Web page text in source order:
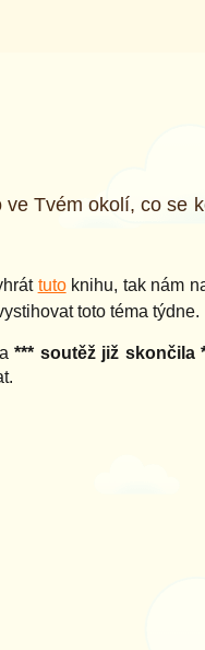
Tvém okolí, co se
tutoknihu, tak nám
toto téma týdne.
*** soutěž již skončila